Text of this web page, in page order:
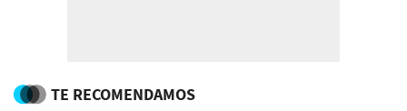
TE RECOMENDAMOS